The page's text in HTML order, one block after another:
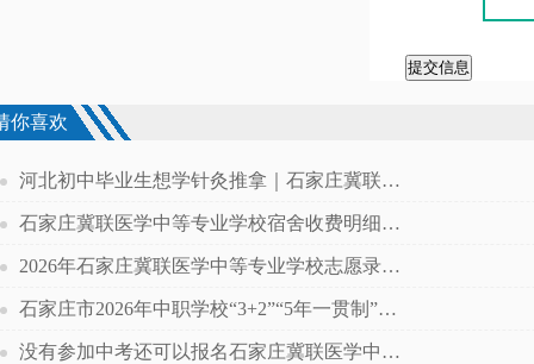
提交信息
你喜欢
河北初中毕业生想学针灸推拿｜石家庄冀联医专对口专业详解，课程 + 升学 + 就业全梳理
石家庄冀联医学中等专业学校宿舍收费明细！电费全额免除，无住宿隐形消费
2026年石家庄冀联医学中等专业学校志愿录取什么时候发通知书
石家庄市2026年中职学校“3+2”“5年一贯制”贯通培养项目缺额计划
没有参加中考还可以报名石家庄冀联医学中等专业学校康复专业吗？